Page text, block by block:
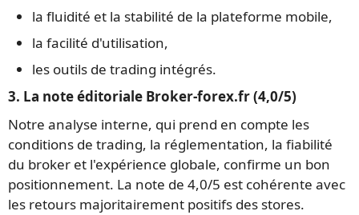
la fluidité et la stabilité de la plateforme mobile,
la facilité d'utilisation,
les outils de trading intégrés.
3. La note éditoriale Broker-forex.fr (4,0/5)
Notre analyse interne, qui prend en compte les
conditions de trading, la réglementation, la fiabilité
du broker et l'expérience globale, confirme un bon
positionnement. La note de 4,0/5 est cohérente avec
les retours majoritairement positifs des stores.